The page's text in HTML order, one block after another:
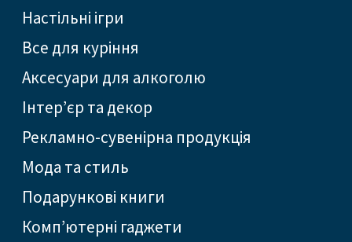
Настільні ігри
Все для куріння
Аксесуари для алкоголю
Інтер’єр та декор
Рекламно-сувенірна продукція
Мода та стиль
Подарункові книги
Комп’ютерні гаджети